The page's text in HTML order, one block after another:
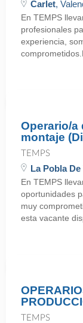
Carlet,
En TEMPS
profesionales
experiencia,
Operario/a
montaje
TEMPS
La Pobla
En TEMPS
oportunidades
muy
esta vacante
TEMPS